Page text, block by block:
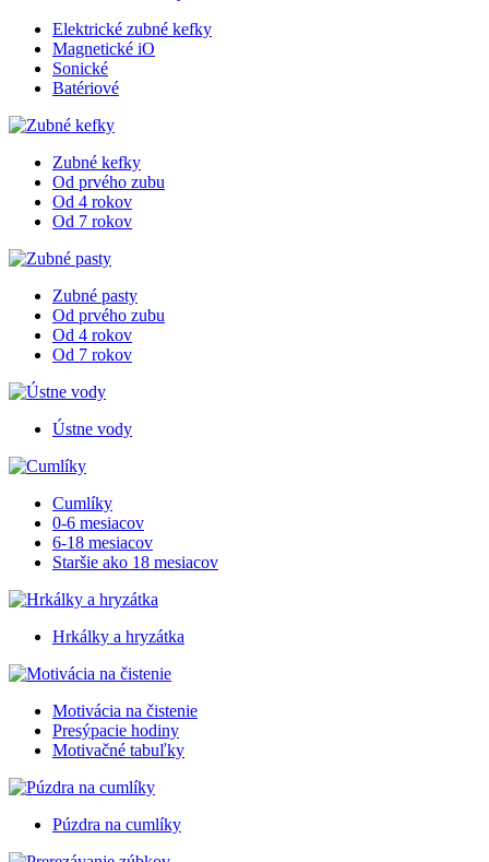
Elektrické zubné kefky
Magnetické iO
Sonické
Batériové
Zubné kefky
Od prvého zubu
Od 4 rokov
Od 7 rokov
Zubné pasty
Od prvého zubu
Od 4 rokov
Od 7 rokov
Ústne vody
Cumlíky
0-6 mesiacov
6-18 mesiacov
Staršie ako 18 mesiacov
Hrkálky a hryzátka
Motivácia na čistenie
Presýpacie hodiny
Motivačné tabuľky
Púzdra na cumlíky